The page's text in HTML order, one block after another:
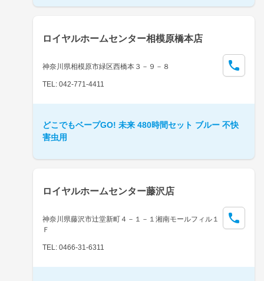
ロイヤルホームセンター相模原橋本店
神奈川県相模原市緑区西橋本３－９－８
TEL: 042-771-4411
どこでもベープGO! 未来 480時間セット ブルー 不快
害虫用
ロイヤルホームセンター藤沢店
神奈川県藤沢市辻堂新町４－１－１湘南モールフィル１
Ｆ
TEL: 0466-31-6311